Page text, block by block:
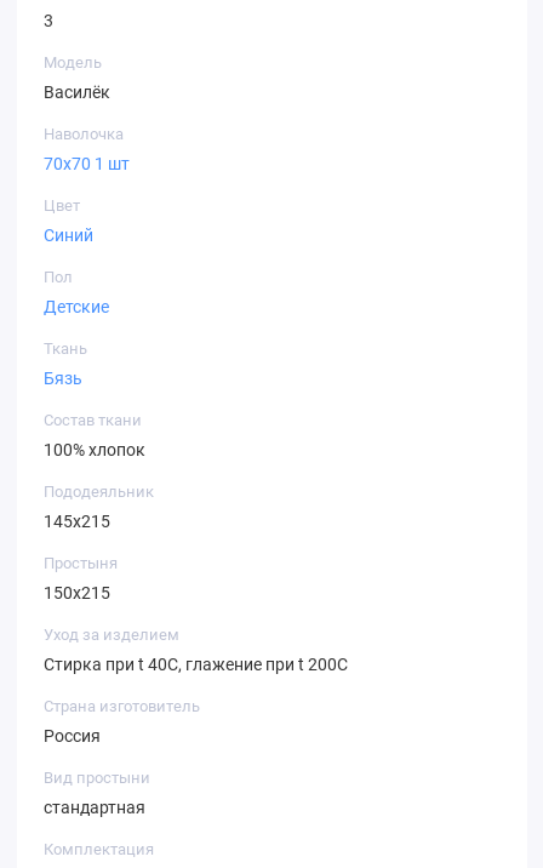
3
Модель
Василёк
Наволочка
70х70 1 шт
Цвет
Синий
Пол
Детские
Ткань
Бязь
Состав ткани
100% хлопок
Пододеяльник
145х215
Простыня
150х215
Уход за изделием
Стирка при t 40С, глажение при t 200С
Страна изготовитель
Россия
Вид простыни
стандартная
Комплектация